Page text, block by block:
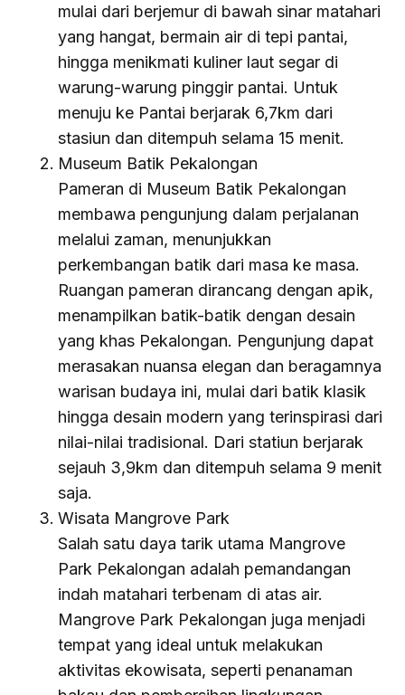
mulai dari berjemur di bawah sinar matahari
yang hangat, bermain air di tepi pantai,
hingga menikmati kuliner laut segar di
warung-warung pinggir pantai. Untuk
menuju ke Pantai berjarak 6,7km dari
stasiun dan ditempuh selama 15 menit.
Museum Batik Pekalongan
Pameran di Museum Batik Pekalongan
membawa pengunjung dalam perjalanan
melalui zaman, menunjukkan
perkembangan batik dari masa ke masa.
Ruangan pameran dirancang dengan apik,
menampilkan batik-batik dengan desain
yang khas Pekalongan. Pengunjung dapat
merasakan nuansa elegan dan beragamnya
warisan budaya ini, mulai dari batik klasik
hingga desain modern yang terinspirasi dari
nilai-nilai tradisional. Dari statiun berjarak
sejauh 3,9km dan ditempuh selama 9 menit
saja.
Wisata Mangrove Park
Salah satu daya tarik utama Mangrove
Park Pekalongan adalah pemandangan
indah matahari terbenam di atas air.
Mangrove Park Pekalongan juga menjadi
tempat yang ideal untuk melakukan
aktivitas ekowisata, seperti penanaman